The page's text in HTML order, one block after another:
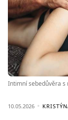
Intimní sebedůvěra s
10.05.2026